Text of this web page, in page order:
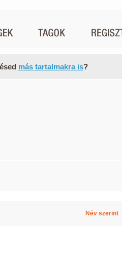
más tartalmakra is?
Név szerint